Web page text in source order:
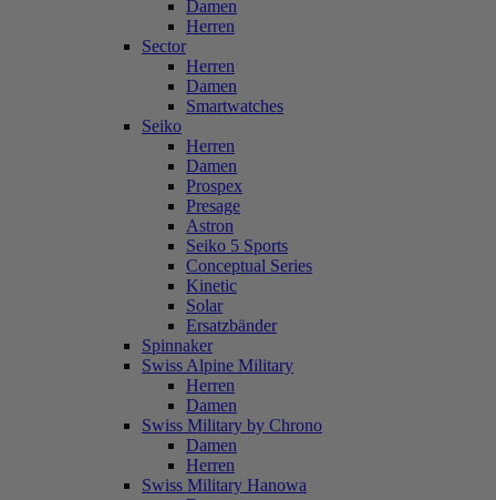
Damen
Herren
Sector
Herren
Damen
Smartwatches
Seiko
Herren
Damen
Prospex
Presage
Astron
Seiko 5 Sports
Conceptual Series
Kinetic
Solar
Ersatzbänder
Spinnaker
Swiss Alpine Military
Herren
Damen
Swiss Military by Chrono
Damen
Herren
Swiss Military Hanowa